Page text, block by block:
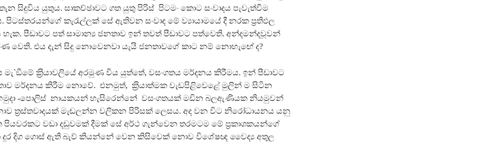
සිදුවිය යුතුය. සාකච්ඡාවට ගත යුතු පිරිස් පිටමං කොට සංවාදය පැවැත්වීම
පිටස්තරයන්ගේ කැරැල්ලක් සේ ඇතිවන සංවාද මේ ව්‍යායාමයේ දී නරක ප‍්‍රතිඵල
හැක. පීඩාවට පත් සාමාන්‍ය ජනතාව ඉන් තවත් පීඩාවට පත්වෙති. අන්දමන්දවූවන්
වෙති. එය දැන් සිදු නොවෙනවා යැයි ජනතාවගේ කාට නම් නොහැඟේ ද?
මැ`ඞීමේ ක‍්‍රියාවලියේ අරමුණ විය යුත්තේ, වසංගතය මර්දනය කිරීමය. ඉන් පීඩාවට
මර්දනය කිරීම නොවේ. එනමුත්, ක‍්‍රියාත්මක වැඩපිළිවෙළේ මුලින් ම සිටින
-පොලිස් නායකයන් හැසිරෙන්නේ වසංගතයක් මඩින බලඇණියක නියමුවන්
ත‍්‍රස්තවාදයක් මැඬලන්න වලිකන පිරිසක් ලෙසය. අද වන විට නිරෝධායනය යනු
වඩා දඩුවමක් දීමක් සේ අර්ථ ගැන්වෙන තරමටම මේ ප‍්‍රකාශකයන්ගේ
දුර දිග ගොස් ඇති බැව් කියන්නේ වෙන කිසිවෙක් නොව විශේෂඥ වෛද්‍ය අතුල